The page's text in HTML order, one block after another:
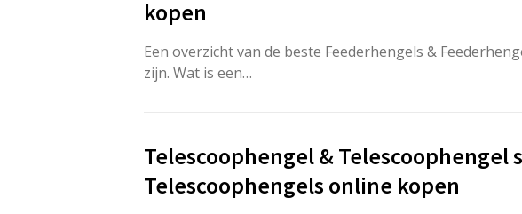
kopen
Een overzicht van de beste Feederhengels &
zijn. Wat is een…
Telescoophengel & Telescoophengel
Telescoophengels online kopen